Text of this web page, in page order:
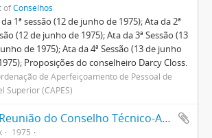
ofConselhos
1ª sessão (12 de junho de 1975); Ata da 2ª
(12 de junho de 1975); Ata da 3ª Sessão (13
de 1975); Ata da 4ª Sessão (13 de junho
Proposições do conselheiro Darcy Closs.
de Aperfeiçoamento de Pessoal de
Superior (CAPES)
9ª Reunião do Conselho Técnico-Administrativo
1975